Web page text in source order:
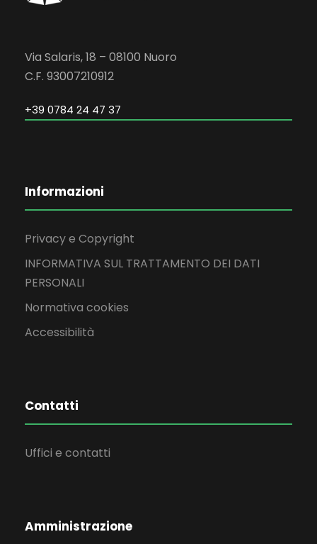
Via Salaris, 18 – 08100 Nuoro
C.F. 93007210912
+39 0784 24 47 37
Informazioni
Privacy e Copyright
INFORMATIVA SUL TRATTAMENTO DEI DATI
PERSONALI
Normativa cookies
Accessibilità
Contatti
Uffici e contatti
Amministrazione